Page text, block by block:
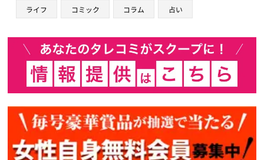
ライフ コミック コラム 占い